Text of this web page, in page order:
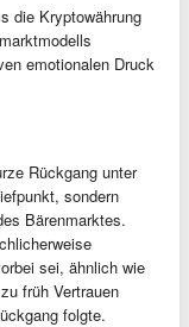
die Kryptowährung
emotionalen Druck
Rückgang unter
sondern
Bärenmarktes.
sei, ähnlich wie
früh Vertrauen
folgte.